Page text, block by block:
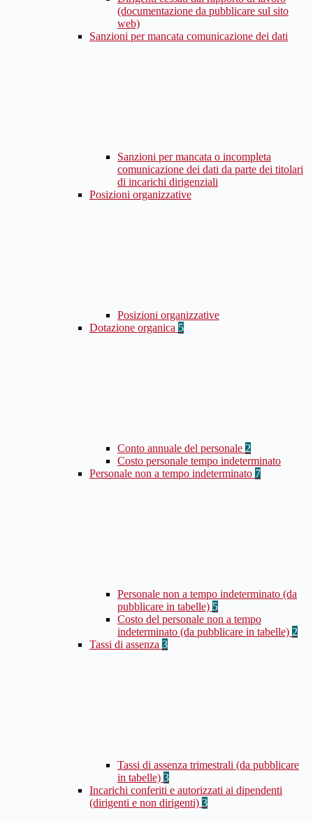
(documentazione da pubblicare sul sito
web)
Sanzioni per mancata comunicazione dei dati
Sanzioni per mancata o incompleta
comunicazione dei dati da parte dei titolari
di incarichi dirigenziali
Posizioni organizzative
Posizioni organizzative
Dotazione organica 5
Conto annuale del personale 2
Costo personale tempo indeterminato
Personale non a tempo indeterminato 7
Personale non a tempo indeterminato (da
pubblicare in tabelle) 5
Costo del personale non a tempo
indeterminato (da pubblicare in tabelle) 2
Tassi di assenza 3
Tassi di assenza trimestrali (da pubblicare
in tabelle) 3
Incarichi conferiti e autorizzati ai dipendenti
(dirigenti e non dirigenti) 3